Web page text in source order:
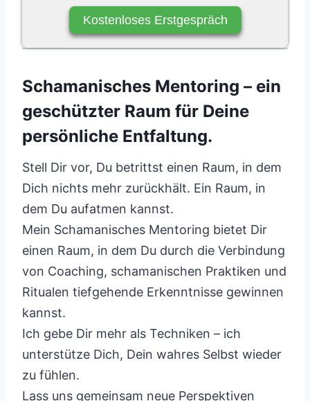
Kostenloses Erstgespräch
Schamanisches Mentoring – ein
geschützter Raum für Deine
persönliche Entfaltung.
Stell Dir vor, Du betrittst einen Raum, in dem
Dich nichts mehr zurückhält. Ein Raum, in
dem Du aufatmen kannst.
Mein Schamanisches Mentoring bietet Dir
einen Raum, in dem Du durch die Verbindung
von Coaching, schamanischen Praktiken und
Ritualen tiefgehende Erkenntnisse gewinnen
kannst.
Ich gebe Dir mehr als Techniken – ich
unterstütze Dich, Dein wahres Selbst wieder
zu fühlen.
Lass uns gemeinsam neue Perspektiven